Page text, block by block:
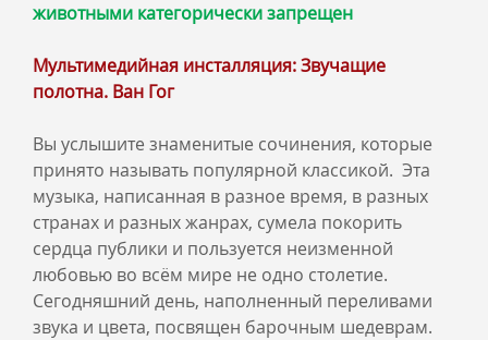
животными категорически запрещен
Мультимедийная инсталляция: Звучащие
полотна. Ван Гог
Вы услышите знаменитые сочинения, которые
принято называть популярной классикой. Эта
музыка, написанная в разное время, в разных
странах и разных жанрах, сумела покорить
сердца публики и пользуется неизменной
любовью во всём мире не одно столетие.
Сегодняшний день, наполненный переливами
звука и цвета, посвящен барочным шедеврам.